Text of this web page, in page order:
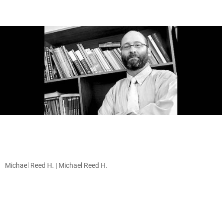
Michael Reed H. | Michael Reed H.